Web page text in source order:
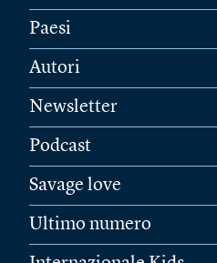
Paesi
Autori
Newsletter
Podcast
Savage love
Ultimo numero